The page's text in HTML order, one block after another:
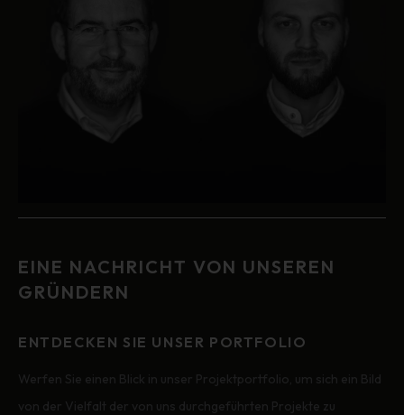
EINE NACHRICHT VON UNSEREN
GRÜNDERN
ENTDECKEN SIE UNSER PORTFOLIO
Werfen Sie einen Blick in unser Projektportfolio, um sich ein Bild
von der Vielfalt der von uns durchgeführten Projekte zu